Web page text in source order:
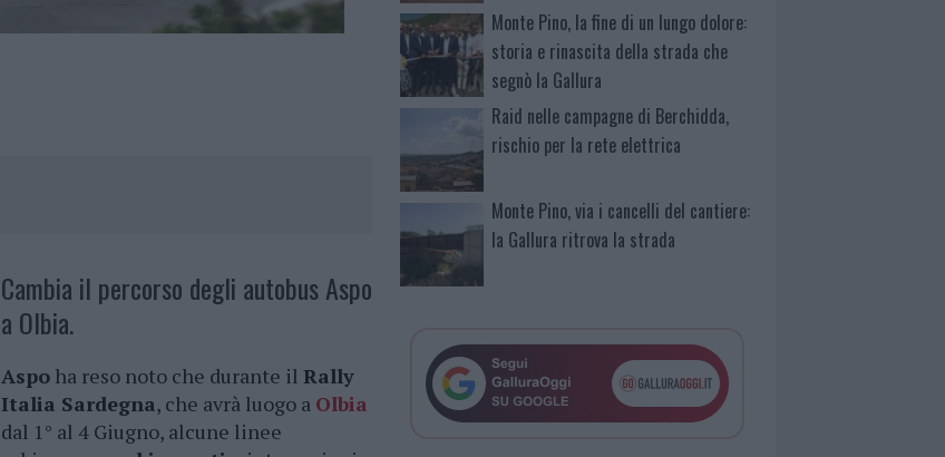
Cambia il percorso degli autobus Aspo
a Olbia.
Aspo ha reso noto che durante il Rally
Italia Sardegna, che avrà luogo a Olbia
dal 1° al 4 Giugno, alcune linee
Monte Pino, la fine di un lungo dolore:
storia e rinascita della strada che
segnò la Gallura
Raid nelle campagne di Berchidda,
rischio per la rete elettrica
Monte Pino, via i cancelli del cantiere:
la Gallura ritrova la strada